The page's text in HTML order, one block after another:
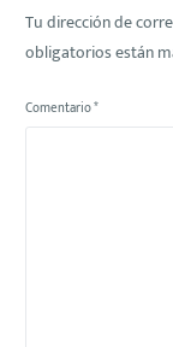
Tu dirección de
obligatorios están
Comentario*